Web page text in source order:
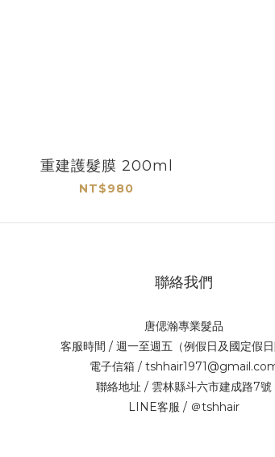
重建護髮膜 200ml
NT$980
聯絡我們
唐偲瀚專業髮品
客服時間 / 週一至週五（例假日及國定假日
電子信箱 /
聯絡地址 / 雲林縣斗六市建成路7號
LINE客服 / ＠tshhair